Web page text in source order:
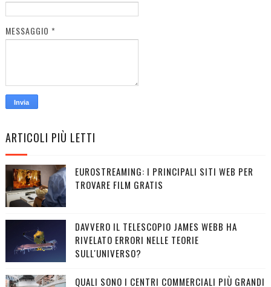
MESSAGGIO *
ARTICOLI PIÙ LETTI
EUROSTREAMING: I PRINCIPALI SITI WEB PER
TROVARE FILM GRATIS
DAVVERO IL TELESCOPIO JAMES WEBB HA
RIVELATO ERRORI NELLE TEORIE
SULL'UNIVERSO?
QUALI SONO I CENTRI COMMERCIALI PIÙ GRANDI